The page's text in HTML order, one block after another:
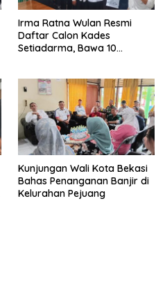
Irma Ratna Wulan Resmi
Daftar Calon Kades
Setiadarma, Bawa 10
Kunjungan Wali Kota Bekasi
Bahas Penanganan Banjir di
Kelurahan Pejuang